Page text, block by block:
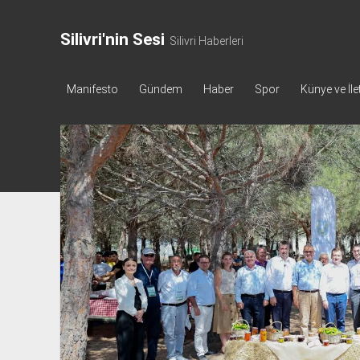
Silivri'nin Sesi Silivri Haberleri
Manifesto Gündem Haber Spor Künye ve